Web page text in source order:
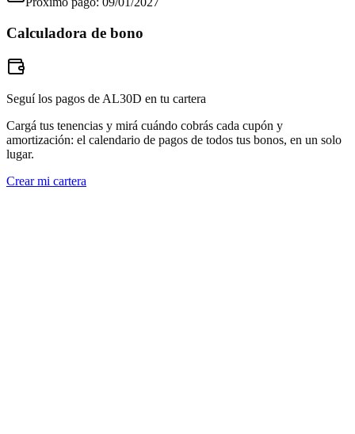
Calculadora de bono
Seguí los pagos de AL30D en tu cartera
Cargá tus tenencias y mirá cuándo cobrás cada cupón y
amortización: el calendario de pagos de todos tus bonos, en un solo
lugar.
Crear mi cartera